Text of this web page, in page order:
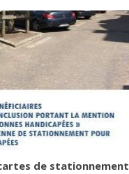
de stationnement